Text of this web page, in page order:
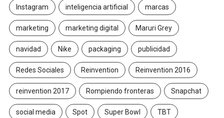
Instagram inteligencia artificial marcas
marketing marketing digital Maruri Grey
navidad Nike packaging publicidad
Redes Sociales Reinvention Reinvention 2016
reinvention 2017 Rompiendo fronteras Snapchat
social media Spot Super Bowl TBT